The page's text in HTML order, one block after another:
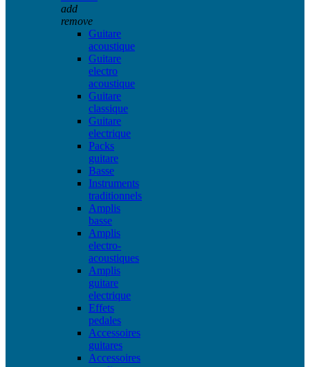
add
remove
Guitare
acoustique
Guitare
electro
acoustique
Guitare
classique
Guitare
electrique
Packs
guitare
Basse
Instruments
traditionnels
Amplis
basse
Amplis
electro-
acoustiques
Amplis
guitare
electrique
Effets
pedales
Accessoires
guitares
Accessoires